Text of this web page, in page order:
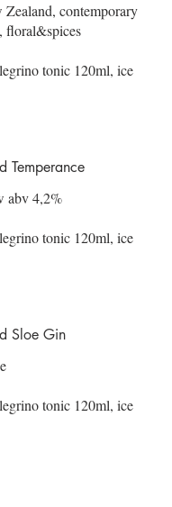
contemporary
floral&spices
tonic 120ml, ice
Temperance
abv 4,2%
tonic 120ml, ice
Sloe Gin
tonic 120ml, ice